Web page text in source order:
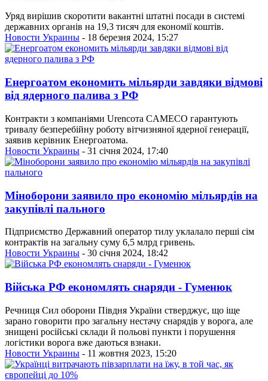
Уряд вирішив скоротити вакантні штатні посади в системі
державних органів на 19,3 тисяч для економії коштів.
Новости Украины - 18 березня 2024, 15:27
Енергоатом економить мільярди завдяки відмові
від ядерного палива з РФ
Контракти з компаніями Urencoта CAMECO гарантують
тривалу безперебійну роботу вітчизняної ядерної генерації,
заявив керівник Енергоатома.
Новости Украины - 31 січня 2024, 17:40
Міноборони заявило про економію мільярдів на
закупівлі пального
Підприємство Державний оператор тилу уклалало перші сім
контрактів на загальну суму 6,5 млрд гривень.
Новости Украины - 30 січня 2024, 18:42
Війська РФ економлять снаряди - Гуменюк
Речниця Сил оборони Півдня України стверджує, що іще
зарано говорити про загальну нестачу снарядів у ворога, але
знищені російські склади й польові пункти і порушення
логістики ворога вже даються взнаки.
Новости Украины - 11 жовтня 2023, 15:20